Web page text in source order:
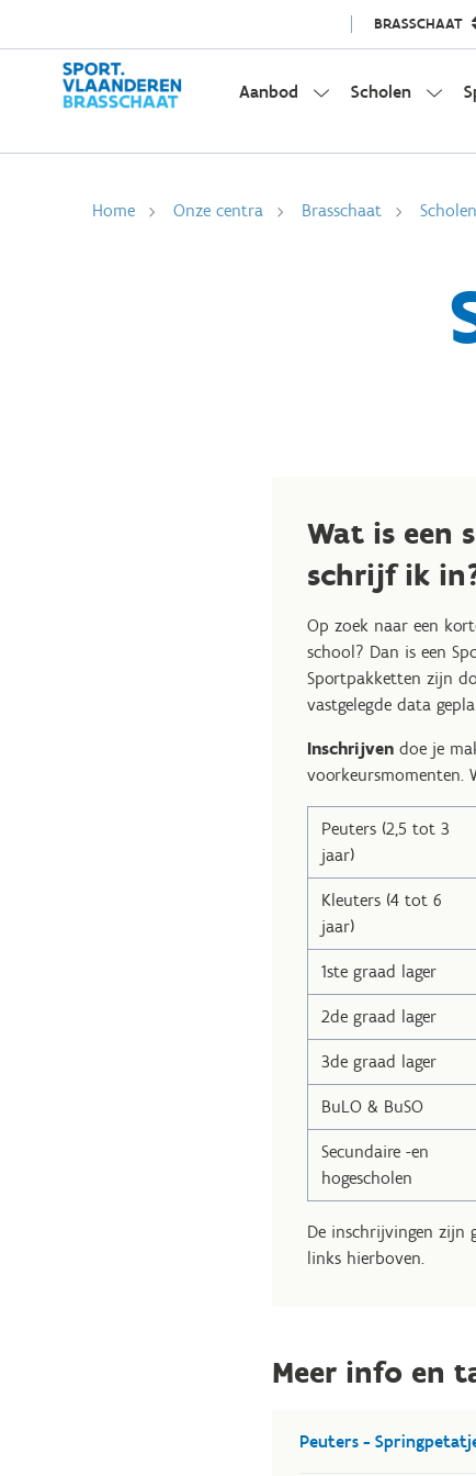
BRASSCHAAT
Aanbod Scholen
Home Onze centra Brasschaat Scholen
Wat is een
schrijf ik
Op zoek naar een
school? Dan is een
Sportpakketten zijn
vastgelegde data
Inschrijven doe je
voorkeursmomenten.
Peuters (2,5 tot 3
jaar)
Kleuters (4 tot 6
jaar)
1ste graad lager
2de graad lager
3de graad lager
BuLO & BuSO
Secundaire -en
hogescholen
De inschrijvingen zijn
links hierboven.
Meer info en
Peuters -